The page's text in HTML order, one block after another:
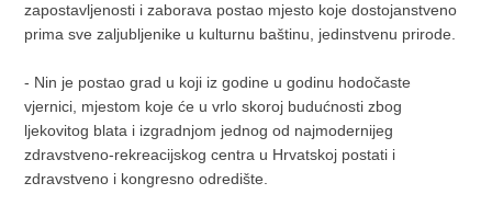
zapostavljenosti i zaborava postao mjesto koje dostojanstveno
prima sve zaljubljenike u kulturnu baštinu, jedinstvenu prirode.
- Nin je postao grad u koji iz godine u godinu hodočaste
vjernici, mjestom koje će u vrlo skoroj budućnosti zbog
ljekovitog blata i izgradnjom jednog od najmodernijeg
zdravstveno-rekreacijskog centra u Hrvatskoj postati i
zdravstveno i kongresno odredište.